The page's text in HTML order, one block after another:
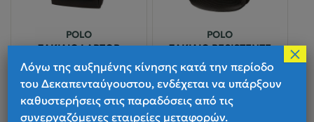
POLO
ΣΑΚΙΔΙΟ LAPTOP
Παράδοση 1 έως 4 ημέρες
POLO
ΣΑΚΙΔΙΟ RESISTENTE
Παράδοση 1 έως 4 ημέρες
Λόγω της αυξημένης κίνησης κατά την περίοδο
του Δεκαπενταύγουστου, ενδέχεται να υπάρξουν
καθυστερήσεις στις παραδόσεις από τις
συνεργαζόμενες εταιρείες μεταφορών.
×